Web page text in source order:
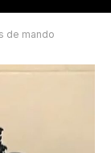
de mando